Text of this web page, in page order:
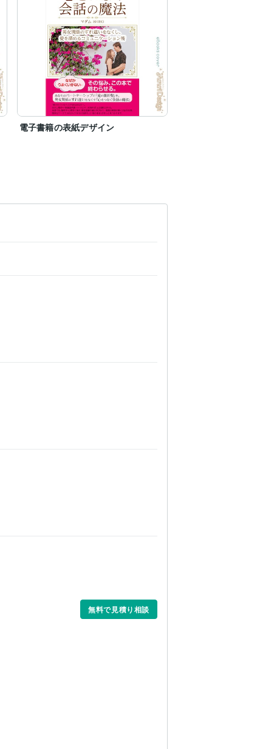
電子書籍の表紙デザイン
無料で見積り相談